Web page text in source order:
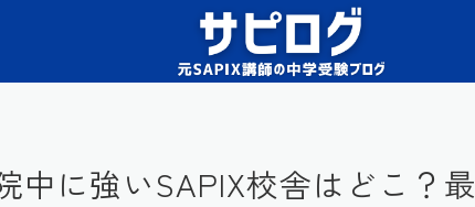
中に強いSAPIX校舎はどこ？最